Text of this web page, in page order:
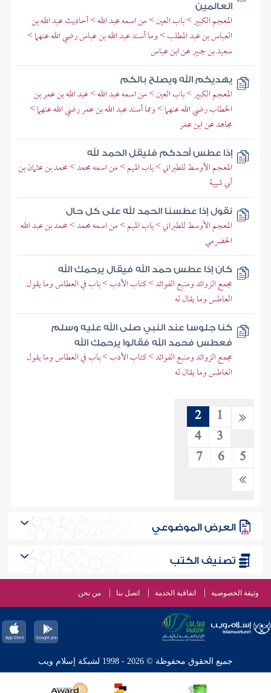
العالمين
المعجم الكبير > باب العين > من اسمه عبد الله > أحاديث عبد الله بن
العباس بن عبد المطلب > وما أسند عبد الله بن عباس رضي الله عنهما >
سعيد بن جبير عن ابن عباس
يهديكم الله ويصلح بالكم
المعجم الكبير > باب العين > من اسمه عبد الله > عبد الله بن عمر بن
الخطاب رضي الله عنهما > ومما أسند عبد الله بن عمر رضي الله عنهما >
مجاهد عن ابن عمر
إذا عطس أحدكم فليقل الحمد لله
المعجم الأوسط للطبراني > باب الميم > من اسمه محمد > محمد بن عثمان بن
أبي شيبة
نقول إذا عطسنا الحمد لله على كل حال
المعجم الأوسط للطبراني > باب الميم > من اسمه محمد > محمد بن عبد الله
الحضرمي
كان إذا عطس حمد الله فيقال يرحمك الله
مجمع الزوائد ومنبع الفوائد > كتاب الأدب > باب في العطاس وما يقول
العاطس وما يقال له
كنا جلوسا عند النبي صلى الله عليه وسلم
فعطس فحمد الله فقالوا يرحمك الله
مجمع الزوائد ومنبع الفوائد > كتاب الأدب > باب في العطاس وما يقول
العاطس وما يقال له
1
2
3
4
5
6
7
العرض الموضوعي
تصنيف الكتب
وثيقة الخصوصية اتفاقية الخدمة اتصل بنا من نحن
جميع الحقوق محفوظة © 2026 - 1998 لشبكة إسلام ويب